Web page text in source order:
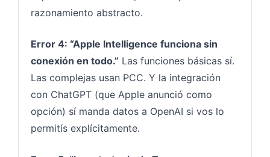
razonamiento abstracto.
Error 4: “Apple Intelligence funciona sin
conexión en todo.” Las funciones básicas sí.
Las complejas usan PCC. Y la integración
con ChatGPT (que Apple anunció como
opción) sí manda datos a OpenAI si vos lo
permitís explícitamente.